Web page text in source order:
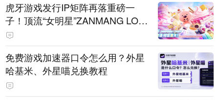
虎牙游戏发行IP矩阵再落重磅一
子！顶流“女明星”ZANMANG LOO
PY 正版3D消除手游《消消奇遇》
惊喜曝光
免费游戏加速器口令怎么用？外星
哈基米、外星喵兑换教程